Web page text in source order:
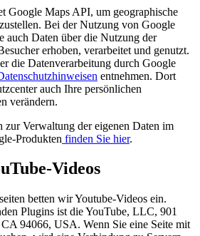
Google Maps API, um geographische
Bei der Nutzung von Google
auch Daten über die Nutzung der
erhoben, verarbeitet und genutzt.
die Datenverarbeitung durch Google
entnehmen. Dort
auch Ihre persönlichen
verändern.
Verwaltung der eigenen Daten im
Produkten finden Sie hier.
Videos
betten wir Youtube-Videos ein.
Plugins ist die YouTube, LLC, 901
94066, USA. Wenn Sie eine Seite mit